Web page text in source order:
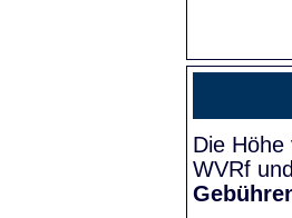
Die
WVRf